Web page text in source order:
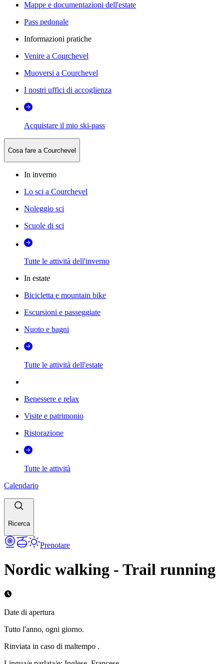
Mappe e documentazioni dell'estate
Pass pedonale
Informazioni pratiche
Venire a Courchevel
Muoversi a Courchevel
I nostri uffici di accoglienza
Acquistare il mio ski-pass
Cosa fare a Courchevel
In inverno
Lo sci a Courchevel
Noleggio sci
Scuole di sci
Tutte le attività dell'inverno
In estate
Bicicletta e mountain bike
Escursioni e passeggiate
Nuoto e bagni
Tutte le attività dell'estate
Benessere e relax
Visite e patrimonio
Ristorazione
Tutte le attività
Calendario
Ricerca
Prenotare
Nordic walking - Trail running
Date di apertura
Tutto l'anno, ogni giorno.
Rinviata in caso di maltempo .